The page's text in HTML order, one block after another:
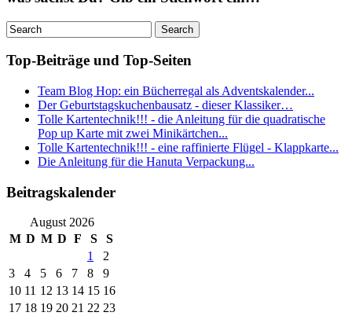
Top-Beiträge und Top-Seiten
Team Blog Hop: ein Bücherregal als Adventskalender...
Der Geburtstagskuchenbausatz - dieser Klassiker…
Tolle Kartentechnik!!! - die Anleitung für die quadratische
Pop up Karte mit zwei Minikärtchen...
Tolle Kartentechnik!!! - eine raffinierte Flügel - Klappkarte...
Die Anleitung für die Hanuta Verpackung...
Beitragskalender
August 2026
M D M D F S
S
1
2
3
4 5 6 7 8
9
10 11 12 13 14 15 16
17 18 19 20 21 22 23